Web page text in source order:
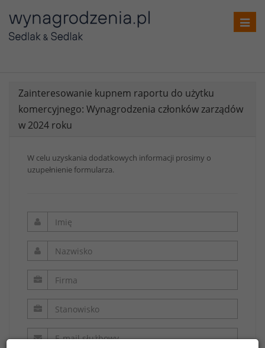
Zainteresowanie kupnem raportu do użytku
komercyjnego: Wynagrodzenia członków zarządów
w 2024 roku
W celu uzyskania dodatkowych informacji prosimy o
uzupełnienie formularza.